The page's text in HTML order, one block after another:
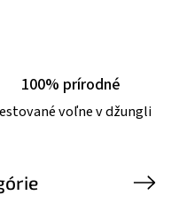
100% prírodné
voľne v džungli
Next